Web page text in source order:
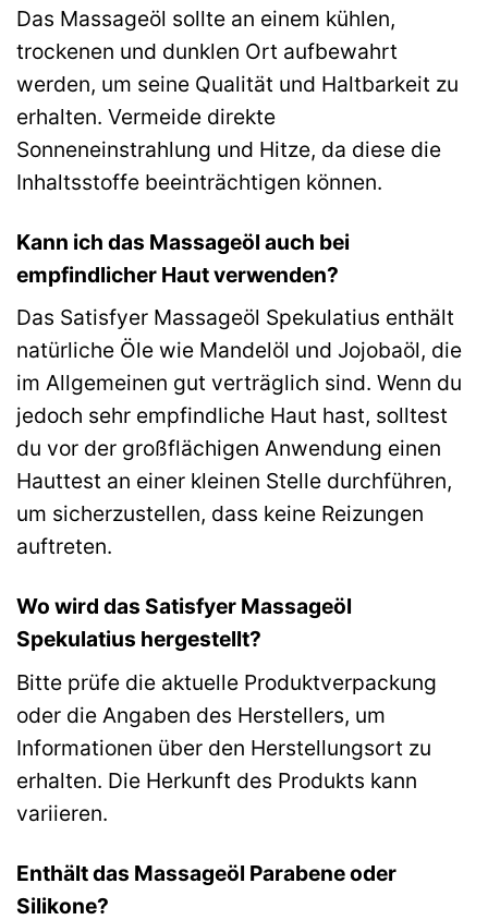
Das Massageöl sollte an einem kühlen,
trockenen und dunklen Ort aufbewahrt
werden, um seine Qualität und Haltbarkeit zu
erhalten. Vermeide direkte
Sonneneinstrahlung und Hitze, da diese die
Inhaltsstoffe beeinträchtigen können.
Kann ich das Massageöl auch bei
empfindlicher Haut verwenden?
Das Satisfyer Massageöl Spekulatius enthält
natürliche Öle wie Mandelöl und Jojobaöl, die
im Allgemeinen gut verträglich sind. Wenn du
jedoch sehr empfindliche Haut hast, solltest
du vor der großflächigen Anwendung einen
Hauttest an einer kleinen Stelle durchführen,
um sicherzustellen, dass keine Reizungen
auftreten.
Wo wird das Satisfyer Massageöl
Spekulatius hergestellt?
Bitte prüfe die aktuelle Produktverpackung
oder die Angaben des Herstellers, um
Informationen über den Herstellungsort zu
erhalten. Die Herkunft des Produkts kann
variieren.
Enthält das Massageöl Parabene oder
Silikone?